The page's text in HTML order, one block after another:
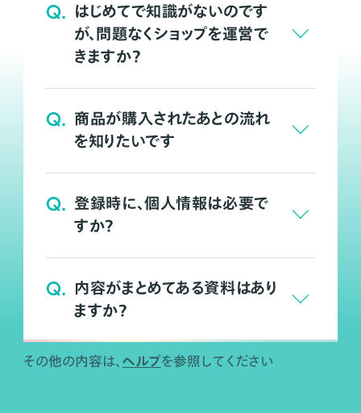
Q. はじめてで知識がないのです
が、問題なくショップを運営で
きますか？
Q. 商品が購入されたあとの流れ
を知りたいです
Q. 登録時に、個人情報は必要で
すか？
Q. 内容がまとめてある資料はあり
ますか？
その他の内容は、 ヘルプを参照してください